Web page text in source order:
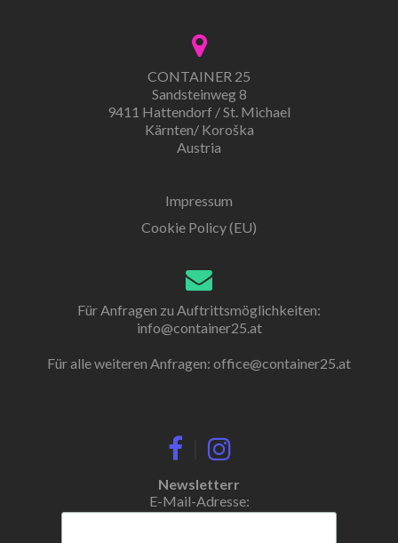
CONTAINER 25
Sandsteinweg 8
9411 Hattendorf / St. Michael
Kärnten/ Koroška
Austria
Impressum
Cookie Policy (EU)
Für Anfragen zu Auftrittsmöglichkeiten:
info@container25.at
Für alle weiteren Anfragen: office@container25.at
Newsletterr
E-Mail-Adresse: